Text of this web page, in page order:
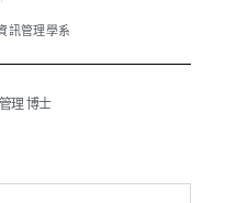
訊管理學系
理 博士